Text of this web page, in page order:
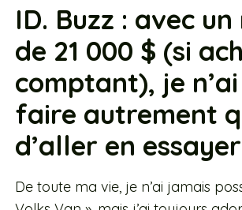
ID. Buzz : avec
de 21 000 $ (si
comptant), je
faire autrement
d’aller en
De toute ma vie, je n’ai jamais